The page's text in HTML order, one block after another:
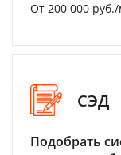
От 200 000
СЭД
Подобрать